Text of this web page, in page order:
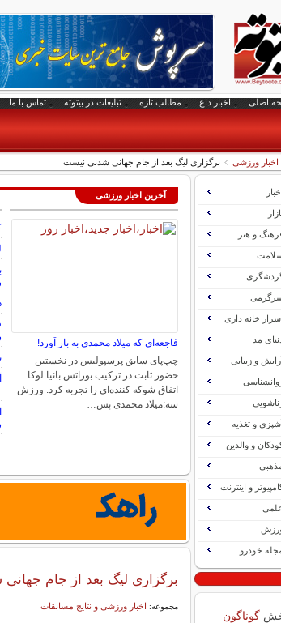
اصلی اخبار داغ مطالب تازه تبلیغات در بیتوته تماس با ما
اخبار ورزشی برگزاری لیگ بعد از جام جهانی شدنی نیست
آخرین اخبار ورزشی
فاجعه‌ای که میلاد محمدی به بار آورد!
چپ‌پای سابق پرسپولیس در نخستین
حضور ثابت در ترکیب بوراتس بانیا لوکا
اتفاق شوکه کننده‌ای را تجربه کرد. ورزش
سه:میلاد محمدی پس…
برگزاری لیگ بعد از جام
مجموعه: اخبار ورزشی و نتایج مسابقات
و هنر
خانه داری
مد
و زیبایی
و تغذیه
و والدین
و اینترنت
خودرو
گوناگون